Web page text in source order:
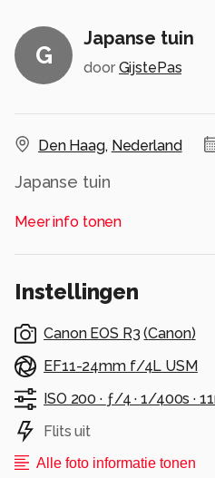
G
Japanse tuin
door GijstePas
Den Haag, Nederland
Japanse tuin
Alle rechten voorbehouden
Meer info tonen
Instellingen
Canon EOS R3 (Canon)
EF11-24mm f/4L USM
ISO 200 · ƒ/4 ·1/400s ·
Flits uit
Alle foto informatie tonen